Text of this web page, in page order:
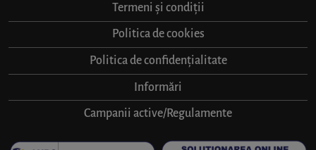
Termeni și condiții
Politica de cookies
Politica de confidențialitate
Informări
Campanii active/Regulamente